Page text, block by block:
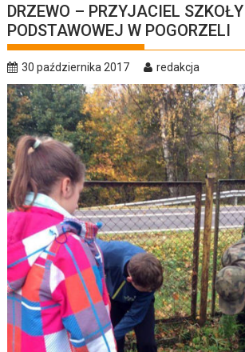
DRZEWO – PRZYJACIEL SZKOŁY
PODSTAWOWEJ W POGORZELI
30 października 2017 redakcja